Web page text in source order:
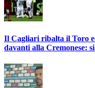
Il Cagliari ribalta il Toro
davanti alla Cremonese: